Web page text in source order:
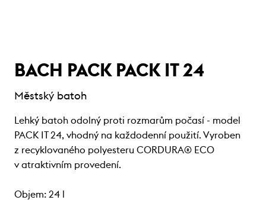
BACH PACK PACK IT 24
Městský batoh
Lehký batoh odolný proti rozmarům počasí - model
PACK IT 24, vhodný na každodenní použití. Vyroben
z recyklovaného polyesteru CORDURA® ECO
v atraktivním provedení.
Objem: 24 l